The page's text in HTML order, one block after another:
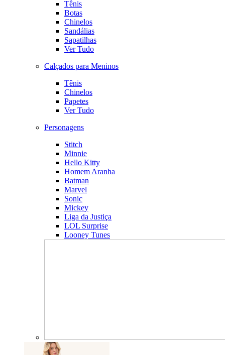
Tênis
Botas
Chinelos
Sandálias
Sapatilhas
Ver Tudo
Calçados para Meninos
Tênis
Chinelos
Papetes
Ver Tudo
Personagens
Stitch
Minnie
Hello Kitty
Homem Aranha
Batman
Marvel
Sonic
Mickey
Liga da Justiça
LOL Surprise
Looney Tunes